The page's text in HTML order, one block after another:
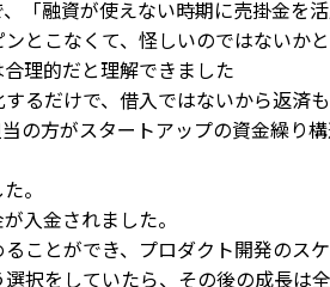
「融資が使えない時期に売掛金を
とこなくて、怪しいのではないか
理的だと理解できました
るだけで、借入ではないから返済も
の方がスタートアップの資金繰り
。
入金されました。
ことができ、プロダクト開発のス
択をしていたら、その後の成長は